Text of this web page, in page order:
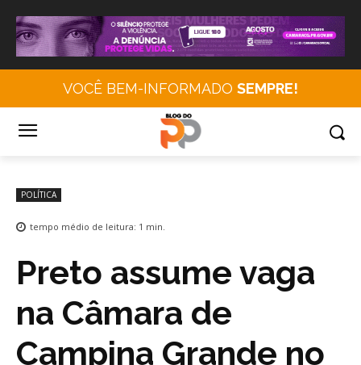
VOCÊ BEM-INFORMADO SEMPRE!
POLÍTICA
tempo médio de leitura: 1 min.
Preto assume vaga
na Câmara de
Campina Grande no